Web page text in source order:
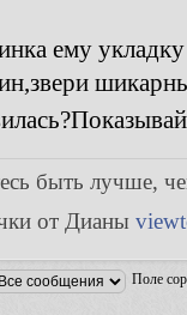
ему
быть лучше,
от Дианы
Поле